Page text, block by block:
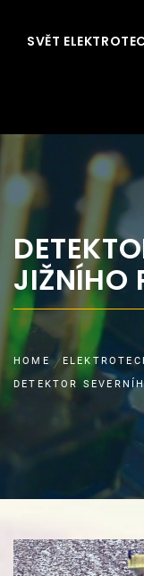
SVĚT
JIŽNÍHO
HOME
DETEKTOR